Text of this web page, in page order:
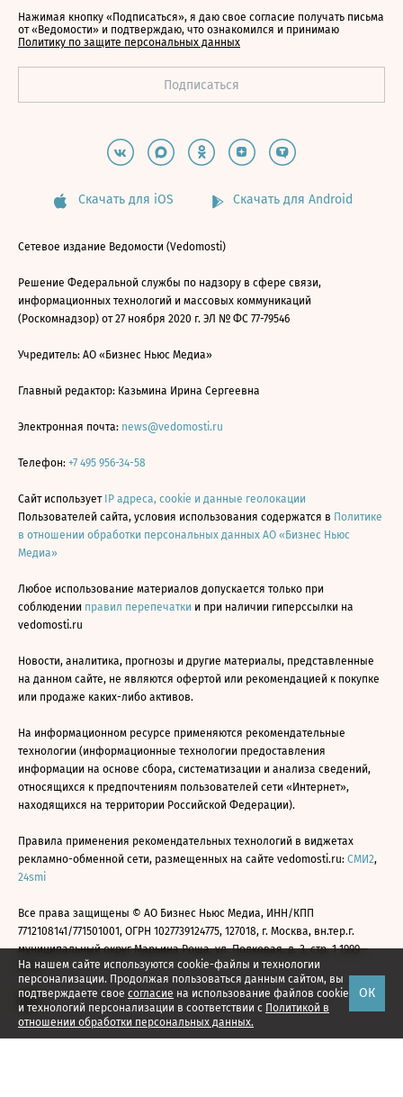
На нашем сайте используются cookie-файлы и технологии
персонализации. Продолжая пользоваться данным сайтом, вы
подтверждаете свое согласие на использование файлов cookie
и технологий персонализации в соответствии с Политикой в
отношении обработки персональных данных.
ОК
Нажимая кнопку «Подписаться», я даю свое согласие получать письма
от «Ведомости» и подтверждаю, что ознакомился и принимаю
Политику по защите персональных данных
Скачать для iOS Скачать для Android
Сетевое издание Ведомости (Vedomosti)
Решение Федеральной службы по надзору в сфере связи,
информационных технологий и массовых коммуникаций
(Роскомнадзор) от 27 ноября 2020 г. ЭЛ № ФС 77-79546
Учредитель: АО «Бизнес Ньюс Медиа»
Главный редактор: Казьмина Ирина Сергеевна
Электронная почта: news@vedomosti.ru
Телефон: +7 495 956-34-58
Сайт использует IP адреса, cookie и данные геолокации
Пользователей сайта, условия использования содержатся в Политике
в отношении обработки персональных данных АО «Бизнес Ньюс
Медиа»
Любое использование материалов допускается только при
соблюдении правил перепечатки и при наличии гиперссылки на
vedomosti.ru
Новости, аналитика, прогнозы и другие материалы, представленные
на данном сайте, не являются офертой или рекомендацией к покупке
или продаже каких-либо активов.
На информационном ресурсе применяются рекомендательные
технологии (информационные технологии предоставления
информации на основе сбора, систематизации и анализа сведений,
относящихся к предпочтениям пользователей сети «Интернет»,
находящихся на территории Российской Федерации).
Правила применения рекомендательных технологий в виджетах
рекламно-обменной сети, размещенных на сайте vedomosti.ru: СМИ2,
24smi
Все права защищены © АО Бизнес Ньюс Медиа, ИНН/КПП
7712108141/771501001, ОГРН 1027739124775, 127018, г. Москва, вн.тер.г.
муниципальный округ Марьина Роща, ул. Полковая, д. 3, стр. 1 1999—
2026